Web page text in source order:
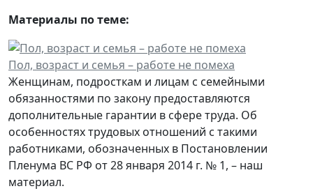
Материалы по теме:
Пол, возраст и семья – работе не помеха
Женщинам, подросткам и лицам с семейными
обязанностями по закону предоставляются
дополнительные гарантии в сфере труда. Об
особенностях трудовых отношений с такими
работниками, обозначенных в Постановлении
Пленума ВС РФ от 28 января 2014 г. № 1, – наш
материал.